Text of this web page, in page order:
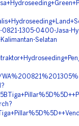
1305-0400-Jasa-
Selatan